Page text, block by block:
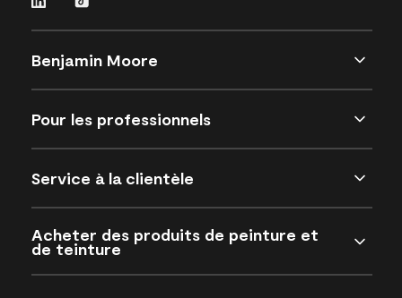
Benjamin Moore
Pour les professionnels
Service à la clientèle
Acheter des produits de peinture et
de teinture